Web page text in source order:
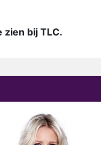
zien bij TLC.